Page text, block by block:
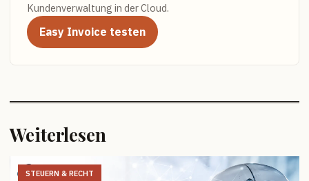
Kundenverwaltung in der Cloud.
Easy Invoice testen
Weiterlesen
STEUERN & RECHT